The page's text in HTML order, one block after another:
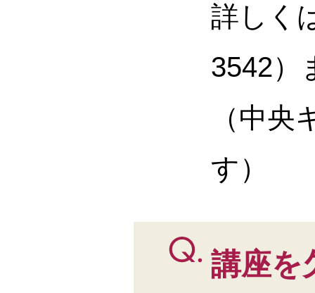
詳しく
3542）
（中
す）
講座を